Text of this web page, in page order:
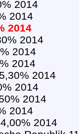
2014
2014
2014
2014
2014
2014
2014
2014
2014
2014
2014